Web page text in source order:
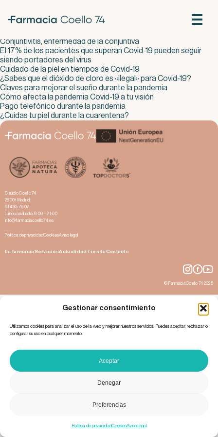
Gestionar consentimiento
Utilizamos cookies para analizar el uso de la web y mejorar nuestros servicios. Puedes aceptar, rechazar o
configurar su uso en cualquier momento.
Aceptar
Denegar
Preferencias
Cookies
Política de privacidad Aviso legal
¿Las vacunas protegen frente a la infección o sólo evitan la
Conjuntivitis, enfermedad de la conjuntiva
El 17% de los pacientes que superan Covid-19 pueden seguir
siendo portadores del virus
Cuidado de la piel en tiempos de Covid-19
¿Sabes que el dióxido de cloro es «ilegal» para Covid-19?
Claves para mejorar el sueño durante la pandemia
Cómo afecta la pandemia Covid-19 a tu visión
Pago telefónico durante la pandemia
¿Cuidas tu piel durante la cuarentena?
Claudio Coello 74
28001 Madrid
914 35 76 07
Lunes a sábado, 9:00 – 21:00
info@farmaciacoello74.es
Política de privacidadCookiesAviso legal
La farmacia ServiciosActualidad Tienda Contacto
© Farmacia Coello 74 2025